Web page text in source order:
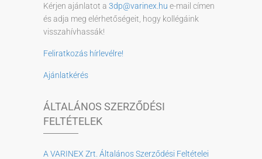
Kérjen ajánlatot a 3dp@varinex.hu e-mail címen
és adja meg elérhetőségeit, hogy kollégáink
visszahívhassák!
Feliratkozás hírlevélre!
Ajánlatkérés
ÁLTALÁNOS SZERZŐDÉSI
FELTÉTELEK
A VARINEX Zrt. Általános Szerződési Feltételei